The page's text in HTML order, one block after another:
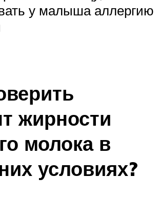
у малыша аллергию
жирности
молока в
условиях?